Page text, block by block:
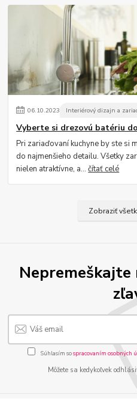
06.10.2023 Interiérový dizajn a
Vyberte si drezovú batériu
Pri zariaďovaní kuchyne by ste si
do najmenšieho detailu. Všetky
nielen atraktívne, a...čítať celé
Zobraziť
Nepremeškajte
Súhlasím sospracovaním osobných
Môžete sa kedykoľvek